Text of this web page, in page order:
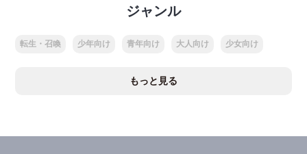
ジャンル
転生・召喚 少年向け 青年向け 大人向け 少女向け
もっと見る